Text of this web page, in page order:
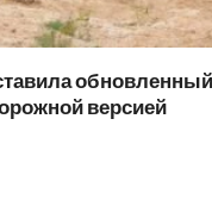
версией